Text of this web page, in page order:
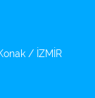
/ İZMİR